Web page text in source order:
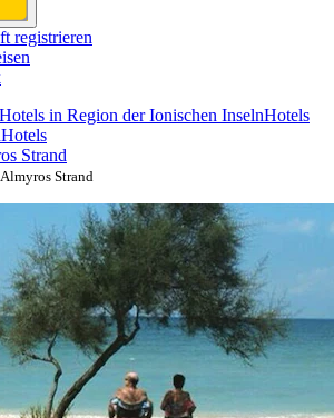
registrieren
Hotels in Region der Ionischen InselnHotels
Hotels
Strand
Strand